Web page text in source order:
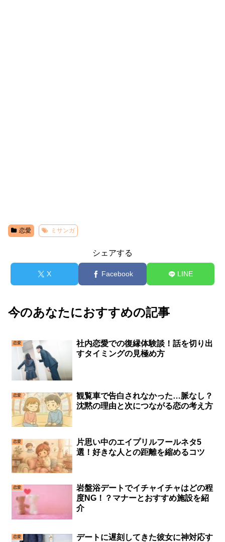
恋愛 ミサンガ
シェアする
X Facebook LINE
今のあなたにおすすめの記事
恋愛
社内恋愛での復縁体験談！話を切り出
すタイミングの見極め方
恋愛
観覧車で告白されなかった…脈なし？
沈黙の理由と次につながる恋の考え方
恋愛
片思い中のエイプリルフールネタ5
選！好きな人との距離を縮めるコツ
恋愛
岩盤浴デートでイチャイチャはどの程
度NG！？マナーとおすすめ施設を紹
介
恋愛
デートに遅刻してきた彼女に神対応す